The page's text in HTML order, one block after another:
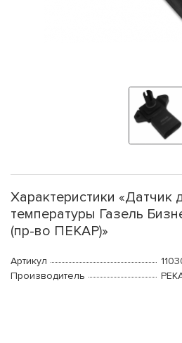
Характеристики «Датчик
температуры Газель
(пр-во ПЕКАР)»
Артикул
Производитель